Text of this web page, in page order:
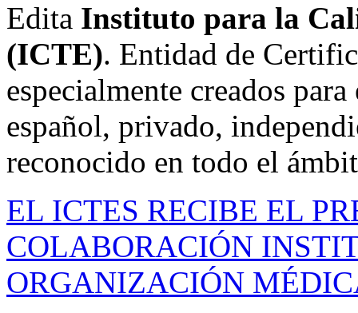
Edita Instituto para la
(ICTE). Entidad de
especialmente creados
español, privado,
reconocido en todo el
EL ICTES RECIBE EL
COLABORACIÓN
ORGANIZACIÓN